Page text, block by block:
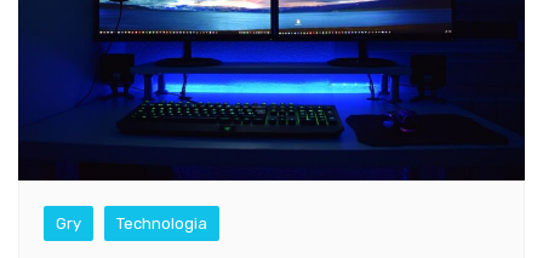
Gry Technologia